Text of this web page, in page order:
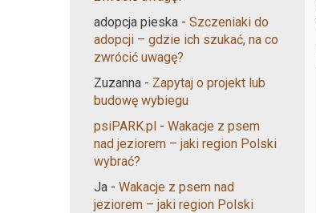
adopcja pieska - Szczeniaki do
adopcji – gdzie ich szukać, na co
zwrócić uwagę?
Zuzanna - Zapytaj o projekt lub
budowę wybiegu
psiPARK.pl - Wakacje z psem
nad jeziorem – jaki region Polski
wybrać?
Ja - Wakacje z psem nad
jeziorem – jaki region Polski